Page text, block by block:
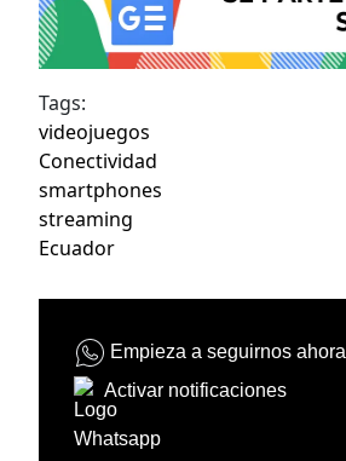
Tags:
videojuegos
Conectividad
smartphones
streaming
Ecuador
Empieza a seguirnos ahora
Activar notificaciones